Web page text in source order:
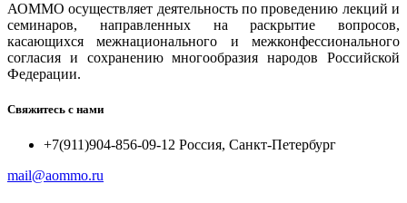
АОММО осуществляет деятельность по проведению лекций и
семинаров, направленных на раскрытие вопросов,
касающихся межнационального и межконфессионального
согласия и сохранению многообразия народов Российской
Федерации.
Свяжитесь с нами
+7(911)904-856-09-12 Россия, Санкт-Петербург
mail@aommo.ru